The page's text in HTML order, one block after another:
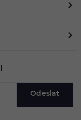
Odeslat